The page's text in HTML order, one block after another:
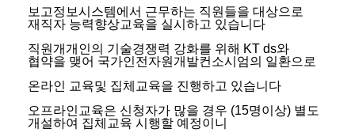
보고정보시스템에서 근무하는 직원들을 대상으로
재직자 능력향상교육을 실시하고 있습니다
직원개개인의 기술경쟁력 강화를 위해 KT ds와
협약을 맺어 국가인전자원개발컨소시엄의 일환으로
온라인 교육및 집체교육을 진행하고 있습니다
오프라인교육은 신청자가 많을 경우 (15명이상) 별도
개설하여 집체교육 시행할 예정이니